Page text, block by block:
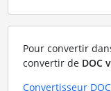
Pour convertir
convertir de DOC
Convertisseur DOC